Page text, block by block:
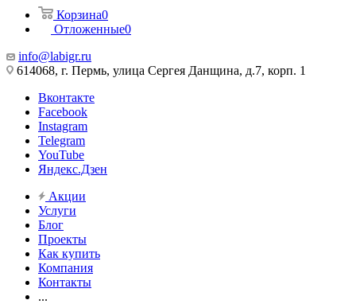
Корзина0
Отложенные0
info@labigr.ru
614068, г. Пермь, улица Сергея Данщина, д.7, корп. 1
Вконтакте
Facebook
Instagram
Telegram
YouTube
Яндекс.Дзен
Акции
Услуги
Блог
Проекты
Как купить
Компания
Контакты
...